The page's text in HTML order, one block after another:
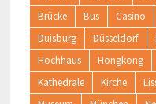
Brücke
Bus Casino
Duisburg
Düsseldorf
Hochhaus
Hongkong
Kathedrale
Kirche